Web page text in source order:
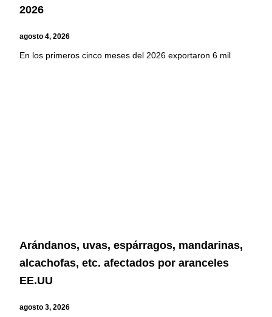
2026
agosto 4, 2026
En los primeros cinco meses del 2026 exportaron 6 mil
Arándanos, uvas, espárragos, mandarinas,
alcachofas, etc. afectados por aranceles
EE.UU
agosto 3, 2026